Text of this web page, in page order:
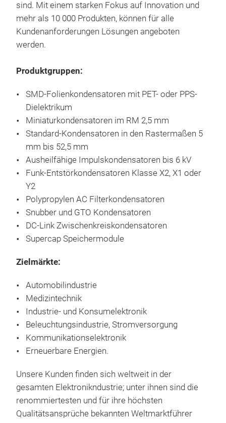
sind. Mit einem starken Fokus auf Innovation und
mehr als 10 000 Produkten, können für alle
Kundenanforderungen Lösungen angeboten
werden.
Produktgruppen:
SMD-Folienkondensatoren mit PET- oder PPS-
Dielektrikum
Miniaturkondensatoren im RM 2,5 mm
Standard-Kondensatoren in den Rastermaßen 5
mm bis 52,5 mm
Ausheilfähige Impulskondensatoren bis 6 kV
Funk-Entstörkondensatoren Klasse X2, X1 oder
Y2
Polypropylen AC Filterkondensatoren
Snubber und GTO Kondensatoren
DC-Link Zwischenkreiskondensatoren
Supercap Speichermodule
Zielmärkte:
Automobilindustrie
Medizintechnik
Industrie- und Konsumelektronik
Beleuchtungsindustrie, Stromversorgung
Kommunikationselektronik
Erneuerbare Energien.
Unsere Kunden finden sich weltweit in der
gesamten Elektronikndustrie; unter ihnen sind die
renommiertesten und für ihre höchsten
Qualitätsansprüche bekannten Weltmarktführer